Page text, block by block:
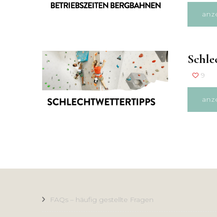
9
FAQs – häufig gestellte Fragen